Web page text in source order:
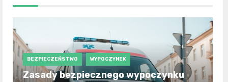
BEZPIECZEŃSTWO WYPOCZYNEK
Zasady bezpiecznego wypoczynku